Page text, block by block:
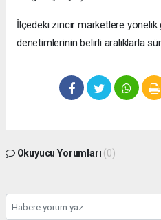
İlçedeki zincir marketlere yönelik
denetimlerinin belirli aralıklarla
Okuyucu Yorumları (0)